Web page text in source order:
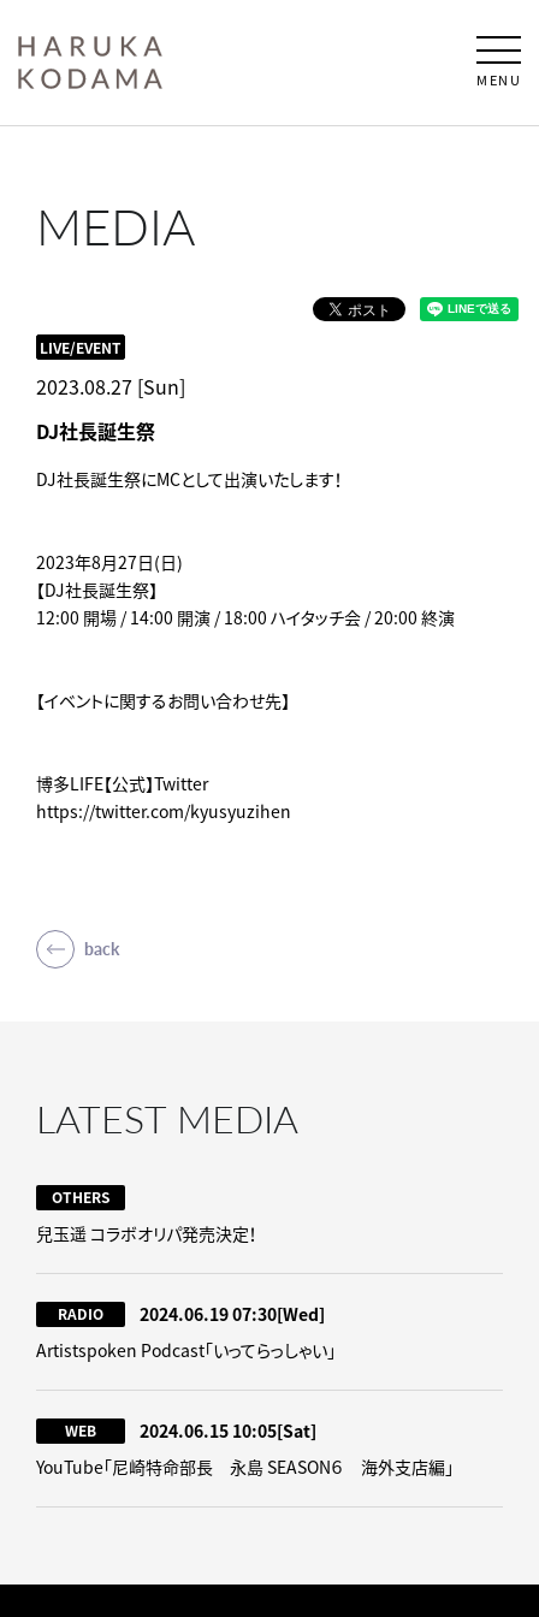
MENU
MEDIA
2023.08.27 [Sun]
LIVE/EVENT
DJ社長誕生祭
DJ社長誕生祭にMCとして出演いたします！
2023年8月27日(日)
【DJ社長誕生祭】
12:00 開場 / 14:00 開演 / 18:00 ハイタッチ会 / 20:00 終演
【イベントに関するお問い合わせ先】
博多LIFE【公式】Twitter
https://twitter.com/kyusyuzihen
back
LATEST MEDIA
OTHERS
兒玉遥 コラボオリパ発売決定！
RADIO 2024.06.19 07:30[Wed]
Artistspoken Podcast「いってらっしゃい」
WEB 2024.06.15 10:05[Sat]
YouTube「尼崎特命部長 永島 SEASON６ 海外支店編」